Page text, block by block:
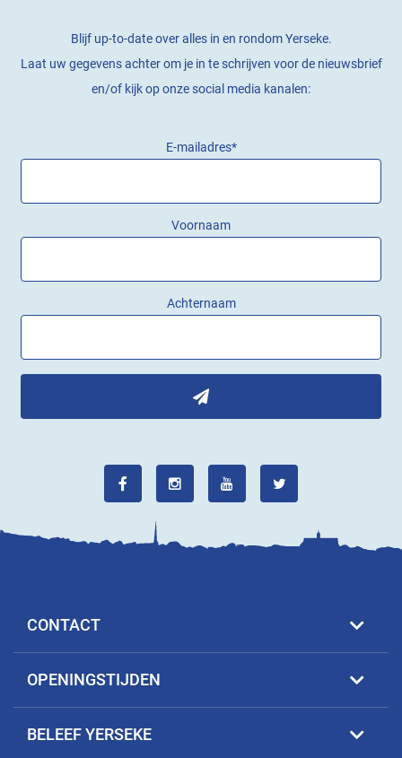
Blijf up-to-date over alles in en rondom Yerseke.
Laat uw gegevens achter om je in te schrijven voor de nieuwsbrief
en/of kijk op onze social media kanalen:
E-mailadres*
Voornaam
Achternaam
CONTACT
OPENINGSTIJDEN
BELEEF YERSEKE